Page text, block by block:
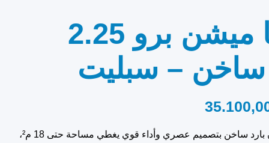
تكييف ميديا ميشن برو 2.25
ساخن – سبليت
تكييف ميديا ميشن برو 2.25 حصان بارد ساخن بتصميم عصري وأداء قوي يغطي مساحة حتى 18 م²،